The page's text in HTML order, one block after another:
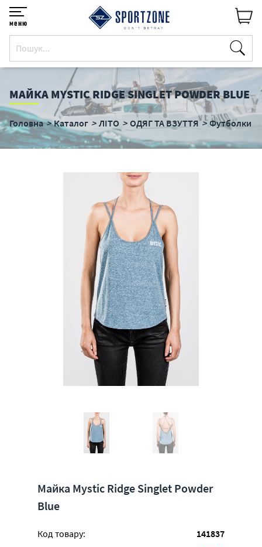
меню
МАЙКА MYSTIC RIDGE SINGLET POWDER BLUE
Головна Каталог ЛІТО ОДЯГ ТА ВЗУТТЯ Футболки
Майка Mystic Ridge Singlet Powder
Blue
Код товару:
141837